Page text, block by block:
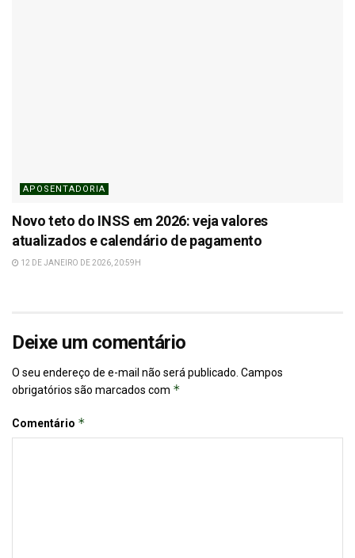
APOSENTADORIA
Novo teto do INSS em 2026: veja valores
atualizados e calendário de pagamento
12 DE JANEIRO DE 2026, 20:59H
Deixe um comentário
O seu endereço de e-mail não será publicado. Campos
obrigatórios são marcados com *
Comentário *